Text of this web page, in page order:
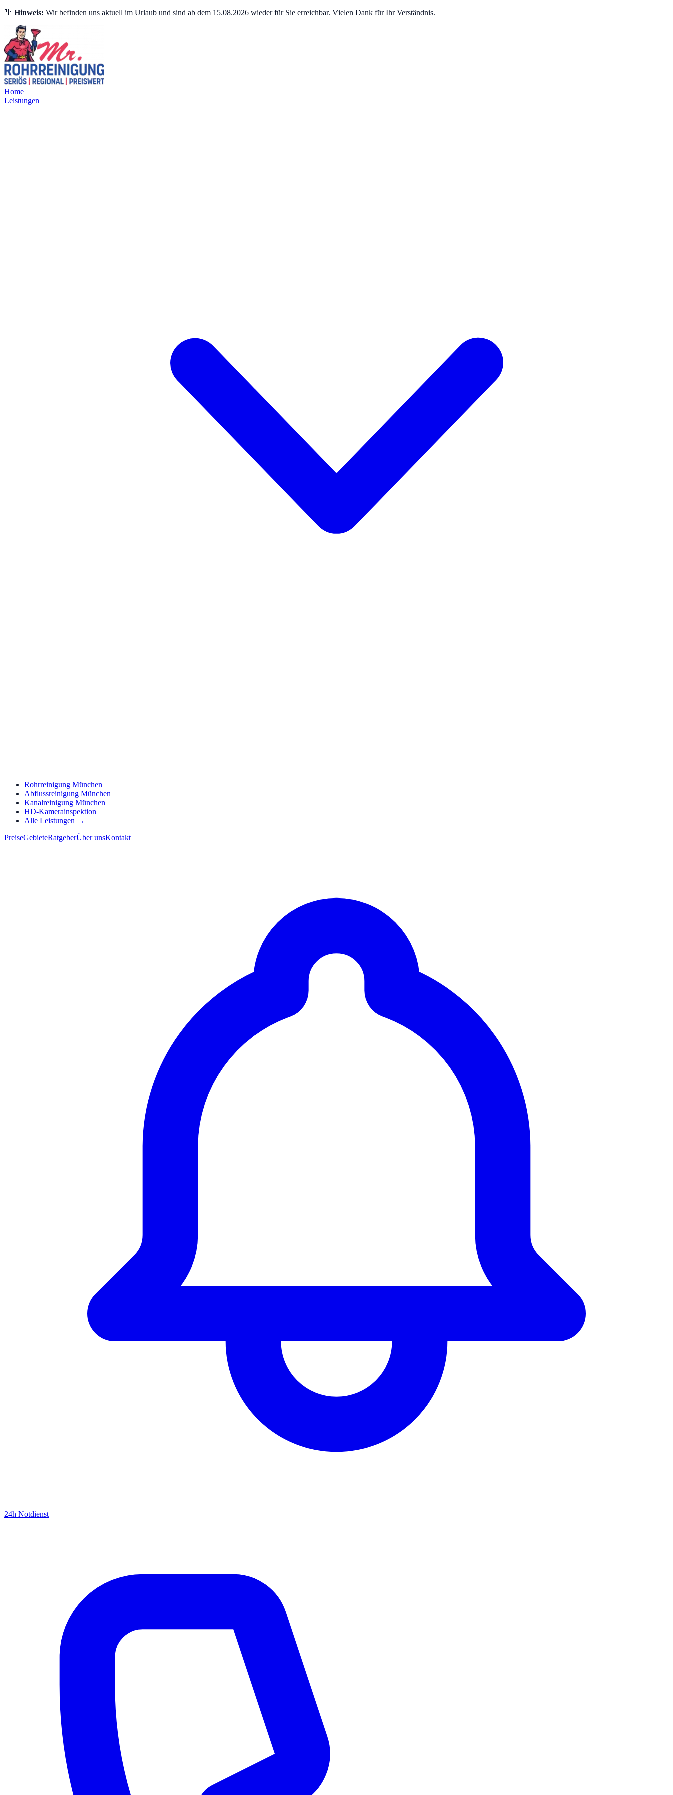
🌴 Hinweis: Wir befinden uns aktuell im Urlaub und sind ab dem 15.08.2026 wieder für Sie erreichbar. Vielen Dank für Ihr Verständnis.
Home
Leistungen
Rohrreinigung München
Abflussreinigung München
Kanalreinigung München
HD-Kamerainspektion
Alle Leistungen →
PreiseGebieteRatgeberÜber unsKontakt
24h Notdienst